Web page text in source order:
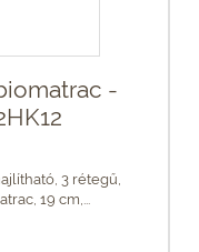
-
3 rétegű,
19 cm,...